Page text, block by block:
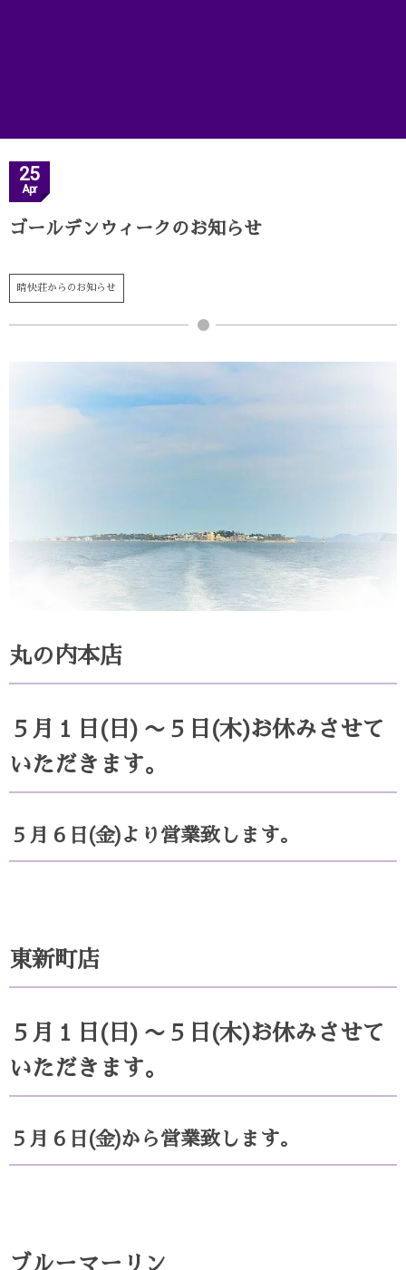
25
Apr
ゴールデンウィークのお知らせ
晴快荘からのお知らせ
丸の内本店
５月１日(日) 〜５日(木)お休みさせて
いただきます。
５月６日(金)より営業致します。
東新町店
５月１日(日) 〜５日(木)お休みさせて
いただきます。
５月６日(金)から営業致します。
ブルーマーリン